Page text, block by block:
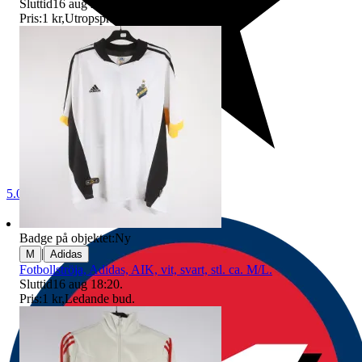
5.0
Sluttid16 aug 20:44
Pris:1 kr,Utropspris
Badge på objektet:Ny
M | Adidas
Fotbollströja, Adidas, AIK, vit, svart, stl. ca. M/L.
Sluttid16 aug 18:20.
Pris:1 kr,Ledande bud.